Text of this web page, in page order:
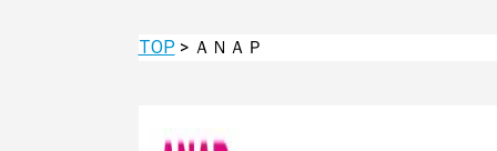
TOP> ＡＮＡＰ